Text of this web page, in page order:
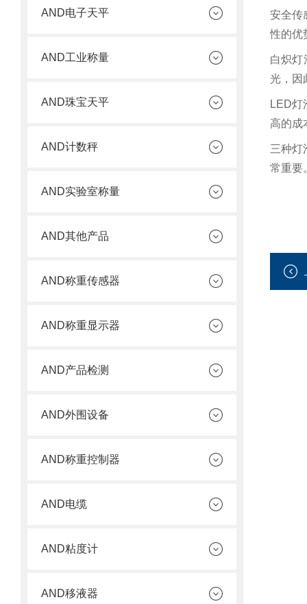
AND电子天平
AND工业称量
AND珠宝天平
AND计数秤
AND实验室称量
AND其他产品
AND称重传感器
AND称重显示器
AND产品检测
AND外围设备
AND称重控制器
AND电缆
AND粘度计
AND移液器
安全传
性的优
白炽灯
光，因
LED灯
高的成
三种灯
常重要